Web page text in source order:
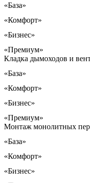
«База»
«Комфорт»
«Бизнес»
«Премиум»
Кладка дымоходов и
«База»
«Комфорт»
«Бизнес»
«Премиум»
Монтаж монолитных
«База»
«Комфорт»
«Бизнес»